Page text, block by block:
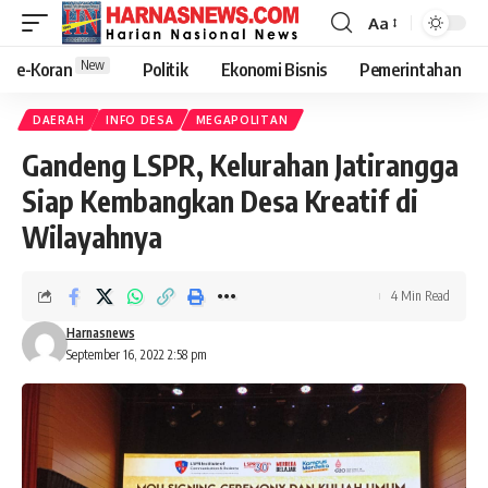
Aa
e-Koran New Politik Ekonomi Bisnis Pemerintahan
DAERAH INFO DESA MEGAPOLITAN
Gandeng LSPR, Kelurahan Jatirangga
Siap Kembangkan Desa Kreatif di
Wilayahnya
September 16, 2022 2:58 pm
Harnasnews
4 Min Read